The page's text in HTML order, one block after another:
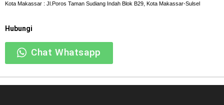
Kota Makassar : Jl.Poros Taman Sudiang Indah Blok B29, Kota Makassar-Sulsel
Hubungi
Chat Whatsapp